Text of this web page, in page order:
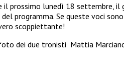
prossimo lunedì 18 settembre, il
programma. Se queste voci
scoppiettante!
dei due tronisti Mattia Marciano